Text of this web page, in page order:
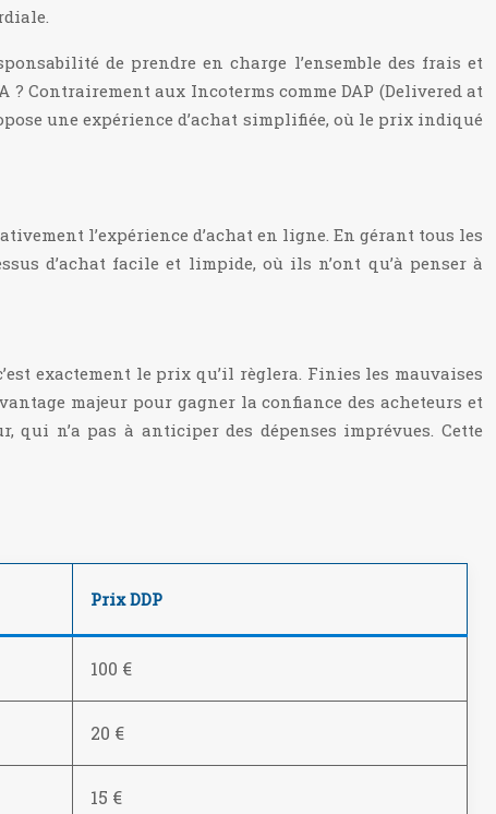
de prendre en charge l’ensemble des frais et
Contrairement aux Incoterms comme DAP (Delivered at
une expérience d’achat simplifiée, où le prix indiqué
l’expérience d’achat en ligne. En gérant tous les
d’achat facile et limpide, où ils n’ont qu’à penser à
exactement le prix qu’il règlera. Finies les mauvaises
majeur pour gagner la confiance des acheteurs et
n’a pas à anticiper des dépenses imprévues. Cette
Prix DDP
100 €
20 €
15 €